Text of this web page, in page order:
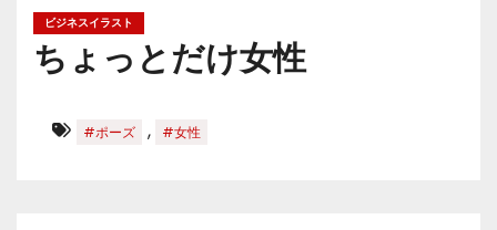
ビジネスイラスト
ちょっとだけ女性
#ポーズ , #女性